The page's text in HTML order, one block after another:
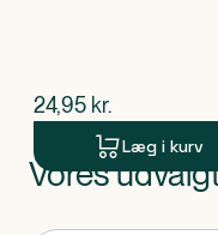
$nuværende pris
24,95 kr.
Læg i kurv
Produkt 1 af 0
Vores